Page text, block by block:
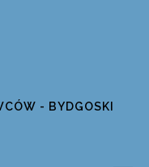
- BYDGOSKI